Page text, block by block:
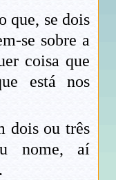
que, se dois
se sobre a
coisa que
está nos
dois ou três
nome, aí